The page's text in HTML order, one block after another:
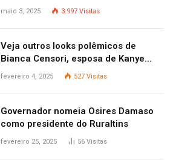
Gaga
maio 3, 2025 3.997 Visitas
Veja outros looks polêmicos de
Bianca Censori, esposa de Kanye
West que apareceu nua no Grammy
fevereiro 4, 2025 527 Visitas
Governador nomeia Osires Damaso
como presidente do Ruraltins
fevereiro 25, 2025 56 Visitas